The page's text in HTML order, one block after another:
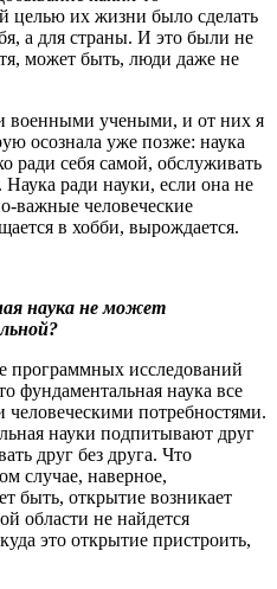
целью их жизни было сделать
а для страны. И это были не
может быть, люди даже не
военными учеными, и от них я
осознала уже позже: наука
ради себя самой, обслуживать
ради науки, если она не
важные человеческие
в хобби, вырождается.
наука не может
программных исследований
фундаментальная наука все
потребностями.
науки подпитывают друг
друг без друга. Что
случае, наверное,
быть, открытие возникает
области не найдется
это открытие пристроить,